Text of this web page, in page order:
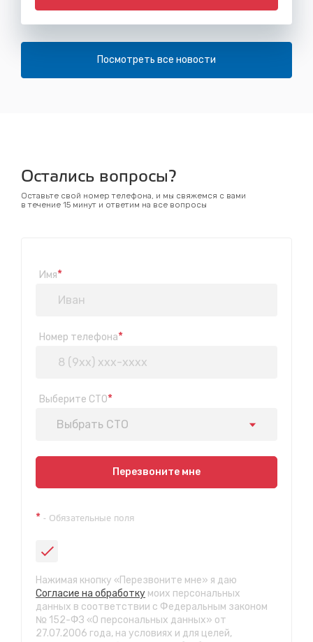
Посмотреть все новости
Остались вопросы?
Оставьте свой номер телефона, и мы свяжемся с вами
в течение 15 минут и ответим на все вопросы
Имя*
Номер телефона*
Выберите СТО*
Выбрать СТО
Показать на карте
ул. Пригородная 1/1 (при выезде из города в сторону
СТО "Байкальская"
ул.Байкальская, 58г
с 7.00 до 23.30, без выходных
СТО "Марата"
Перезвоните мне
* - Обязательные поля
Нажимая кнопку «Перезвоните мне» я даю
Согласие на обработку моих персональных
данных в соответствии с Федеральным законом
№ 152-ФЗ «О персональных данных» от
27.07.2006 года, на условиях и для целей,